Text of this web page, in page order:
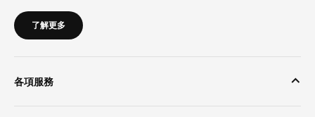
了解更多
各項服務